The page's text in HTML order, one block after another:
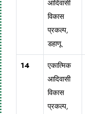
आदिवासी
विकास
प्रकल्प,
डहाणू
14
एकात्मिक
आदिवासी
विकास
प्रकल्प,